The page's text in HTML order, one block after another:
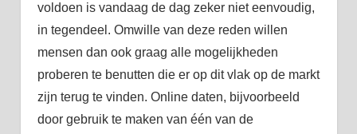
voldoen is vandaag de dag zeker niet eenvoudig,
in tegendeel. Omwille van deze reden willen
mensen dan ook graag alle mogelijkheden
proberen te benutten die er op dit vlak op de markt
zijn terug te vinden. Online daten, bijvoorbeeld
door gebruik te maken van één van de